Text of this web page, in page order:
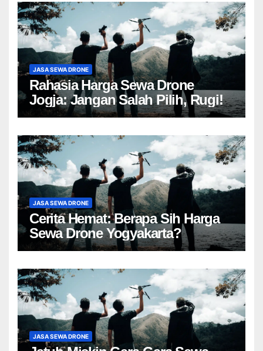
JASA SEWA DRONE
Rahasia Harga Sewa Drone
Jogja: Jangan Salah Pilih, Rugi!
JASA SEWA DRONE
Cerita Hemat: Berapa Sih Harga
Sewa Drone Yogyakarta?
JASA SEWA DRONE